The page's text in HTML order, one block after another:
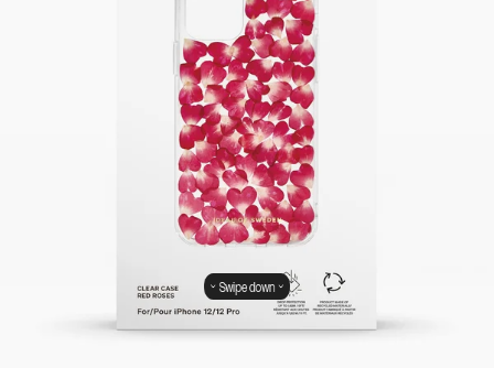
Swipe down